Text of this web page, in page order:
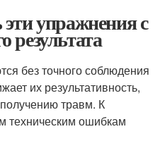
упражнения с
результата
без точного соблюдения
их результативность,
травм. К
техническим ошибкам